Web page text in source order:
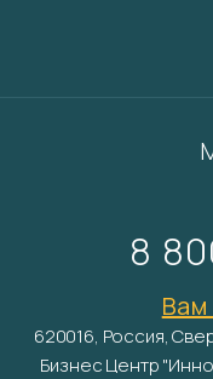
8
Вам
620016, Россия,
Бизнес Центр